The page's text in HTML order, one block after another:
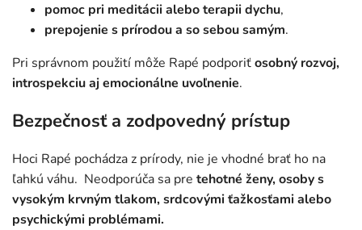
pomoc pri meditácii alebo terapii dychu,
prepojenie s prírodou a so sebou samým.
Pri správnom použití môže Rapé podporiťosobný rozvoj,
introspekciu aj emocionálne uvoľnenie.
Bezpečnosť a zodpovedný prístup
Hoci Rapé pochádza z prírody, nie je vhodné brať ho na
ľahkú váhu. Neodporúča sa pre tehotné ženy, osoby s
vysokým krvným tlakom, srdcovými ťažkosťami alebo
psychickými problémami.